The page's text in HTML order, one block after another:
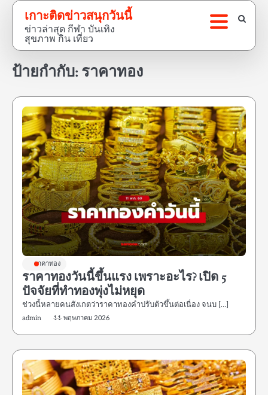
Skip
content
เกาะติดข่าวสนุกวันนี้
ข่าวล่าสุด กีฬา บันเทิง
สุขภาพ กิน เที่ยว
ป้ายกำกับ: ราคาทอง
ราคาทอง
ราคาทองวันนี้ขึ้นแรง เพราะอะไร? เปิด 5
ปัจจัยที่ทำทองพุ่งไม่หยุด
ช่วงนี้หลายคนสังเกตว่าราคาทองคำปรับตัวขึ้นต่อเนื่อง จนบ […]
admin 11 พฤษภาคม 2026